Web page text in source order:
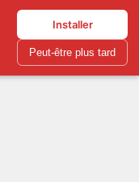
Installer
Peut-être plus tard